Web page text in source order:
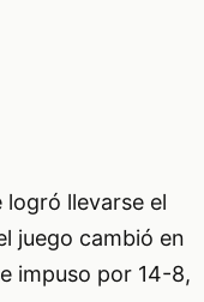
llevarse el
juego cambió en
impuso por 14-8,